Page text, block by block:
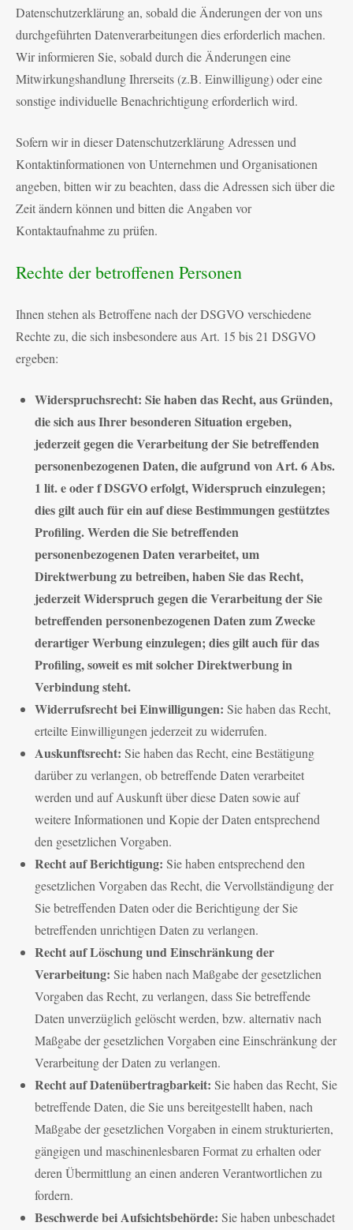
Datenschutzerklärung an, sobald die Änderungen der von uns
durchgeführten Datenverarbeitungen dies erforderlich machen.
Wir informieren Sie, sobald durch die Änderungen eine
Mitwirkungshandlung Ihrerseits (z.B. Einwilligung) oder eine
sonstige individuelle Benachrichtigung erforderlich wird.
Sofern wir in dieser Datenschutzerklärung Adressen und
Kontaktinformationen von Unternehmen und Organisationen
angeben, bitten wir zu beachten, dass die Adressen sich über die
Zeit ändern können und bitten die Angaben vor
Kontaktaufnahme zu prüfen.
Rechte der betroffenen Personen
Ihnen stehen als Betroffene nach der DSGVO verschiedene
Rechte zu, die sich insbesondere aus Art. 15 bis 21 DSGVO
ergeben:
Widerspruchsrecht: Sie haben das Recht, aus Gründen,
die sich aus Ihrer besonderen Situation ergeben,
jederzeit gegen die Verarbeitung der Sie betreffenden
personenbezogenen Daten, die aufgrund von Art. 6 Abs.
1 lit. e oder f DSGVO erfolgt, Widerspruch einzulegen;
dies gilt auch für ein auf diese Bestimmungen gestütztes
Profiling. Werden die Sie betreffenden
personenbezogenen Daten verarbeitet, um
Direktwerbung zu betreiben, haben Sie das Recht,
jederzeit Widerspruch gegen die Verarbeitung der Sie
betreffenden personenbezogenen Daten zum Zwecke
derartiger Werbung einzulegen; dies gilt auch für das
Profiling, soweit es mit solcher Direktwerbung in
Verbindung steht.
Widerrufsrecht bei Einwilligungen: Sie haben das Recht,
erteilte Einwilligungen jederzeit zu widerrufen.
Auskunftsrecht: Sie haben das Recht, eine Bestätigung
darüber zu verlangen, ob betreffende Daten verarbeitet
werden und auf Auskunft über diese Daten sowie auf
weitere Informationen und Kopie der Daten entsprechend
den gesetzlichen Vorgaben.
Recht auf Berichtigung: Sie haben entsprechend den
gesetzlichen Vorgaben das Recht, die Vervollständigung der
Sie betreffenden Daten oder die Berichtigung der Sie
betreffenden unrichtigen Daten zu verlangen.
Recht auf Löschung und Einschränkung der
Verarbeitung: Sie haben nach Maßgabe der gesetzlichen
Vorgaben das Recht, zu verlangen, dass Sie betreffende
Daten unverzüglich gelöscht werden, bzw. alternativ nach
Maßgabe der gesetzlichen Vorgaben eine Einschränkung der
Verarbeitung der Daten zu verlangen.
Recht auf Datenübertragbarkeit: Sie haben das Recht, Sie
betreffende Daten, die Sie uns bereitgestellt haben, nach
Maßgabe der gesetzlichen Vorgaben in einem strukturierten,
gängigen und maschinenlesbaren Format zu erhalten oder
deren Übermittlung an einen anderen Verantwortlichen zu
fordern.
Beschwerde bei Aufsichtsbehörde: Sie haben unbeschadet